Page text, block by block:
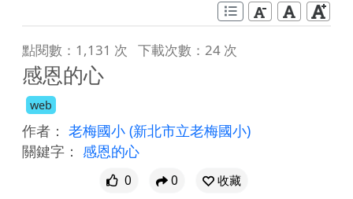
點閱數：1,131 次 下載次數：24 次
感恩的心
web
作者： 老梅國小 (新北市立老梅國小)
關鍵字： 感恩的心
0 0
收藏